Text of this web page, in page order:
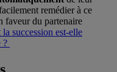
remédier à ce
faveur du partenaire
succession est-elle
?